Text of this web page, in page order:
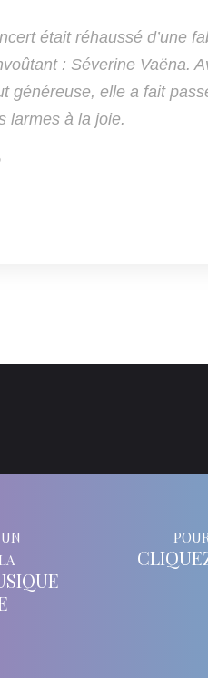
était réhaussé d’une
: Séverine Vaëna.
généreuse, elle a fait
larmes à la joie.